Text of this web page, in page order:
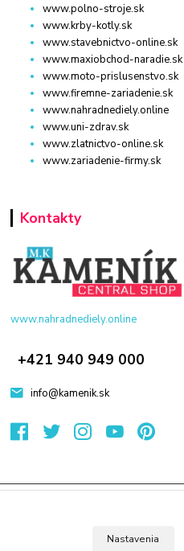
www.polno-stroje.sk
www.krby-kotly.sk
www.stavebnictvo-online.sk
www.maxiobchod-naradie.sk
www.moto-prislusenstvo.sk
www.firemne-zariadenie.sk
www.nahradnediely.online
www.uni-zdrav.sk
www.zlatnictvo-online.sk
www.zariadenie-firmy.sk
Kontakty
www.nahradnediely.online
+421 940 949 000
info@kamenik.sk
Nastavenia